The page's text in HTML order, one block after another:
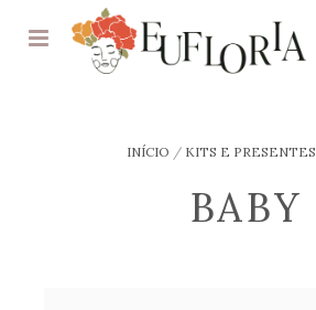
INÍCIO / KITS E PRESENTES
BABY